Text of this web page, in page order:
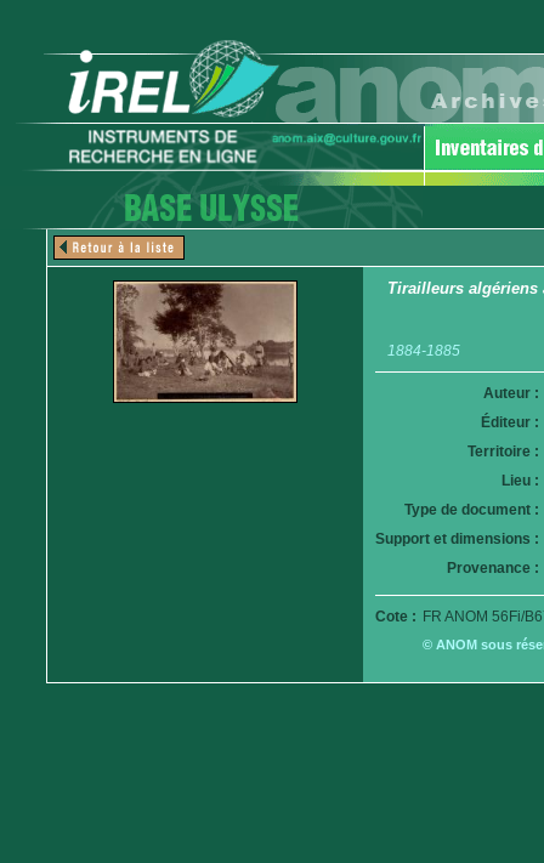
Tirailleurs algériens
1884-1885
Auteur :
Éditeur :
Territoire :
Lieu :
Type de document :
Support et dimensions :
Provenance :
Cote : FR ANOM 56Fi/
© ANOM sous